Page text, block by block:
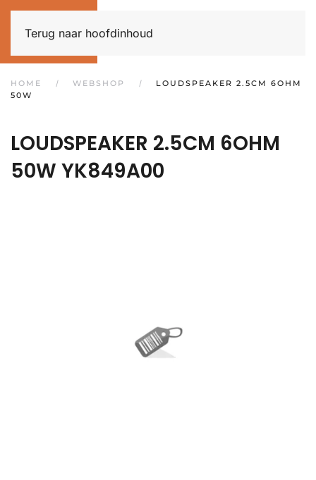
Terug naar hoofdinhoud
HOME WEBSHOP
LOUDSPEAKER 2.5CM 6OHM
50W
LOUDSPEAKER 2.5CM 6OHM
50W YK849A00